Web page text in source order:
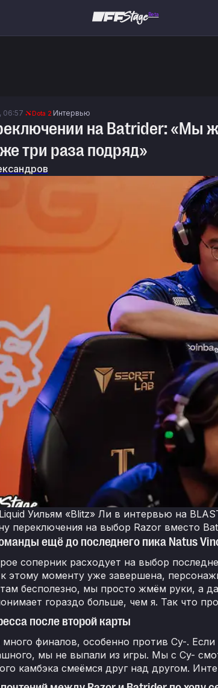
Beta
06:57 Dota 2 Интервью
на Batrider: «Мы
три раза подряд»
Уильям «Blitz» Ли в интервью на
переключения на выбор Razor вместо
ещё до последнего пика Natus
соперник расходует на выбор
этому моменту уже завершена,
бесполезно, мы просто жмём руки, а
гораздо больше, чем я. Так что
после второй карты
финалов, особенно против Cy-.
мы не выпали из игры. Мы с Cy-
камбэка смеёмся друг над другом.